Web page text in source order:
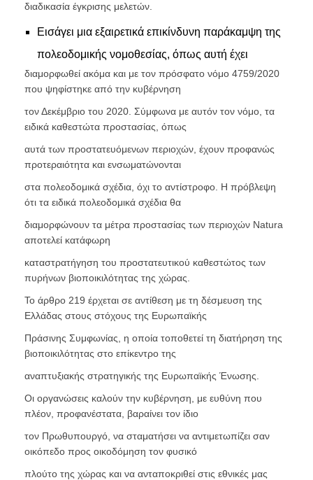
διαδικασία έγκρισης μελετών.
Εισάγει μια εξαιρετικά επικίνδυνη παράκαμψη της
πολεοδομικής νομοθεσίας, όπως αυτή έχει
διαμορφωθεί ακόμα και με τον πρόσφατο νόμο 4759/2020
που ψηφίστηκε από την κυβέρνηση
τον Δεκέμβριο του 2020. Σύμφωνα με αυτόν τον νόμο, τα
ειδικά καθεστώτα προστασίας, όπως
αυτά των προστατευόμενων περιοχών, έχουν προφανώς
προτεραιότητα και ενσωματώνονται
στα πολεοδομικά σχέδια, όχι το αντίστροφο. Η πρόβλεψη
ότι τα ειδικά πολεοδομικά σχέδια θα
διαμορφώνουν τα μέτρα προστασίας των περιοχών Natura
αποτελεί κατάφωρη
καταστρατήγηση του προστατευτικού καθεστώτος των
πυρήνων βιοποικιλότητας της χώρας.
Το άρθρο 219 έρχεται σε αντίθεση με τη δέσμευση της
Ελλάδας στους στόχους της Ευρωπαϊκής
Πράσινης Συμφωνίας, η οποία τοποθετεί τη διατήρηση της
βιοποικιλότητας στο επίκεντρο της
αναπτυξιακής στρατηγικής της Ευρωπαϊκής Ένωσης.
Οι οργανώσεις καλούν την κυβέρνηση, με ευθύνη που
πλέον, προφανέστατα, βαραίνει τον ίδιο
τον Πρωθυπουργό, να σταματήσει να αντιμετωπίζει σαν
οικόπεδο προς οικοδόμηση τον φυσικό
πλούτο της χώρας και να ανταποκριθεί στις εθνικές μας